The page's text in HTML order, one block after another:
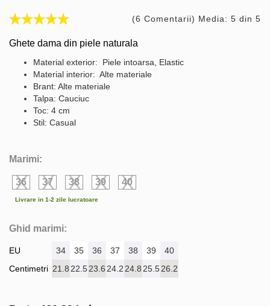
(6 Comentarii) Media: 5 din 5
Ghete dama din piele naturala
Material exterior: Piele intoarsa, Elastic
Material interior: Alte materiale
Brant: Alte materiale
Talpa: Cauciuc
Toc: 4 cm
Stil: Casual
Marimi:
36 37 38 39 40
Livrare in 1-2 zile lucratoare
Ghid marimi:
EU
Centimetri
34 35 36 37 38 39
40
21.8 22.523.6 24.2 24.8 25.526.2